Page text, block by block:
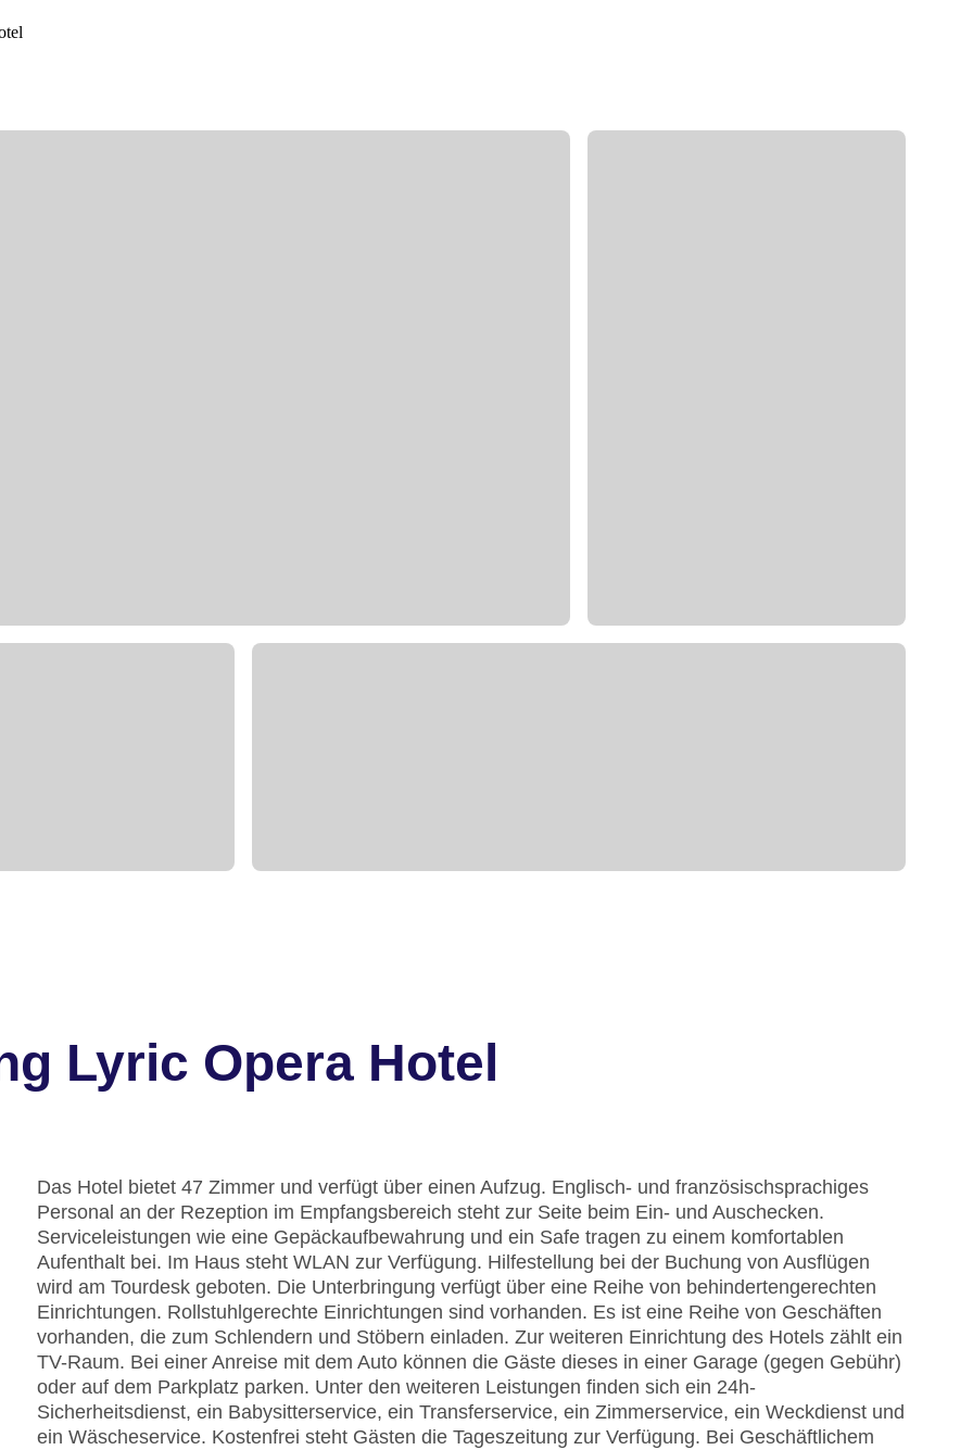
Lyric Opera Hotel
Das Hotel bietet 47 Zimmer und verfügt über einen Aufzug. Englisch- und französischsprachiges
Personal an der Rezeption im Empfangsbereich steht zur Seite beim Ein- und Auschecken.
Serviceleistungen wie eine Gepäckaufbewahrung und ein Safe tragen zu einem komfortablen
Aufenthalt bei. Im Haus steht WLAN zur Verfügung. Hilfestellung bei der Buchung von Ausflügen
wird am Tourdesk geboten. Die Unterbringung verfügt über eine Reihe von behindertengerechten
Einrichtungen. Rollstuhlgerechte Einrichtungen sind vorhanden. Es ist eine Reihe von Geschäften
vorhanden, die zum Schlendern und Stöbern einladen. Zur weiteren Einrichtung des Hotels zählt ein
TV-Raum. Bei einer Anreise mit dem Auto können die Gäste dieses in einer Garage (gegen Gebühr)
oder auf dem Parkplatz parken. Unter den weiteren Leistungen finden sich ein 24h-
Sicherheitsdienst, ein Babysitterservice, ein Transferservice, ein Zimmerservice, ein Weckdienst und
ein Wäscheservice. Kostenfrei steht Gästen die Tageszeitung zur Verfügung. Bei Geschäftlichem